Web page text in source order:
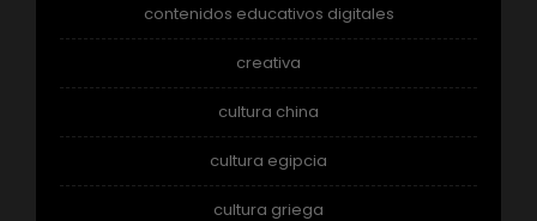
contenidos educativos digitales
creativa
cultura china
cultura egipcia
cultura griega